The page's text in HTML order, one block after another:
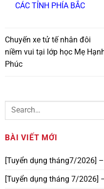
CÁC TỈNH PHÍA BẮC
Chuyến xe tử tế nhân đôi
niềm vui tại lớp học Mẹ
Phúc
BÀI VIẾT MỚI
[Tuyển dụng tháng7/2026]
[Tuyển dụng tháng 7/2026]